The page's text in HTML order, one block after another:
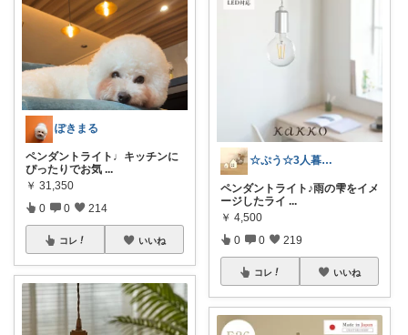
ぽきまる
ペンダントライト♩キッチンに
ぴったりでお気 ...
￥ 31,350
0 0 214
コレ いいね
☆ぷう☆3人暮らしの小さな家
ペンダントライト♪雨の雫をイメ
ージしたライ ...
￥ 4,500
0 0 219
コレ いいね